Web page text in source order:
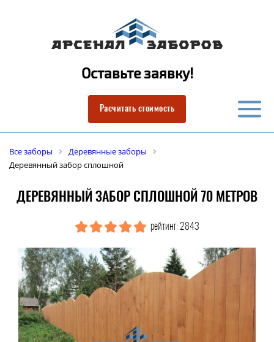
Оставьте заявку!
Расчитать стоимость
Все заборы
Деревянные заборы
Деревянный забор сплошной
ДЕРЕВЯННЫЙ ЗАБОР СПЛОШНОЙ 70 МЕТРОВ
рейтинг: 2843